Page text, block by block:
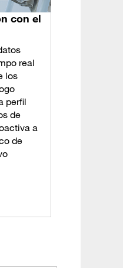
con el
real
los
perfil
de
a
de